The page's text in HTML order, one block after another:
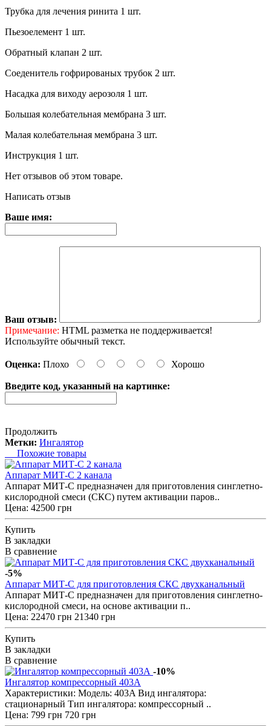
Трубка для лечения ринита 1 шт.
Пьезоелемент 1 шт.
Обратный клапан 2 шт.
Соеденитель гофрированых трубок 2 шт.
Насадка для виходу аерозоля 1 шт.
Большая колебательная мембрана 3 шт.
Малая колебательная мембрана 3 шт.
Инструкция 1 шт.
Нет отзывов об этом товаре.
Написать отзыв
Ваше имя:
Ваш отзыв:
Примечание: HTML разметка не поддерживается!
Используйте обычный текст.
Оценка: Плохо Хорошо
Введите код, указанный на картинке:
Продолжить
Метки: Ингалятор
Похожие товары
Аппарат МИТ-С 2 канала
Аппарат МИТ-С предназначен для приготовления синглетно-
кислородной смеси (СКС) путем активации паров..
Цена: 42500 грн
Купить
В закладки
В сравнение
-5%
Аппарат МИТ-С для приготовления СКС двухканальный
Аппарат МИТ-С предназначен для приготовления синглетно-
кислородной смеси, на основе активации п..
Цена: 22470 грн 21340 грн
Купить
В закладки
В сравнение
-10%
Ингалятор компрессорный 403A
Характеристики: Модель: 403A Вид ингалятора:
стационарный Тип ингалятора: компрессорный ..
Цена: 799 грн 720 грн